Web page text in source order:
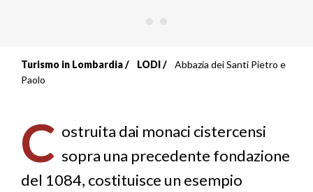
Briciole
pane
Turismo in Lombardia LODI
Abbazia dei Santi Pietro e
Paolo
C ostruita dai monaci cistercensi
sopra una precedente fondazione
del 1084, costituisce un esempio